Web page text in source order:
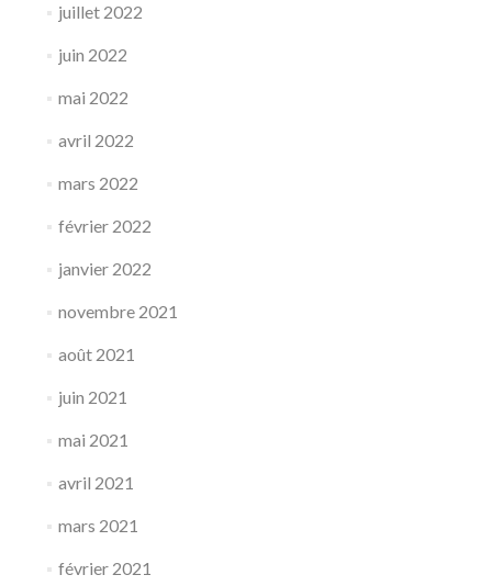
juillet 2022
juin 2022
mai 2022
avril 2022
mars 2022
février 2022
janvier 2022
novembre 2021
août 2021
juin 2021
mai 2021
avril 2021
mars 2021
février 2021